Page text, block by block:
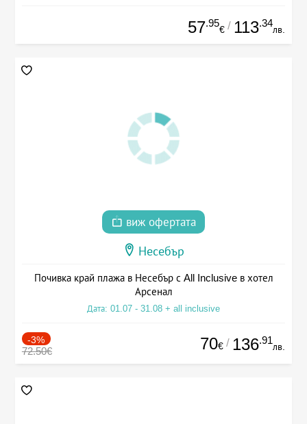
57.95
€ / 113.34
лв.
виж офертата
Несебър
Почивка край плажа в Несебър с All Inclusive в хотел
Арсенал
Дата: 01.07 - 31.08 + all inclusive
-3%
72.50€ 70€ / 136.91
лв.